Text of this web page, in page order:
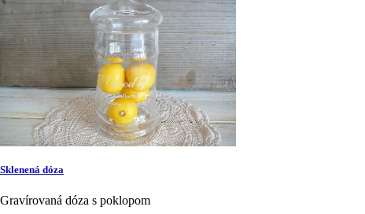
Sklenená dóza
Gravírovaná dóza s poklopom